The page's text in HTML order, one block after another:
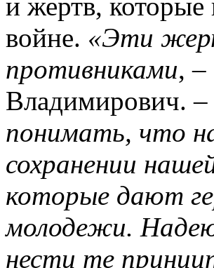
и жертв, которые
войне. «Эти
противниками, –
Владимирович. –
понимать, что
сохранении
которые дают
молодежи.
нести те